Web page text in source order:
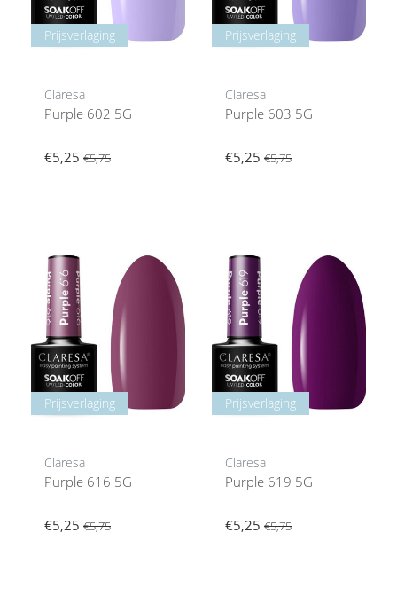
Prijsverlaging
Claresa
Purple 602 5G
€5,25 €5,75
Prijsverlaging
Claresa
Purple 603 5G
€5,25 €5,75
Prijsverlaging
Claresa
Purple 616 5G
€5,25 €5,75
Prijsverlaging
Claresa
Purple 619 5G
€5,25 €5,75